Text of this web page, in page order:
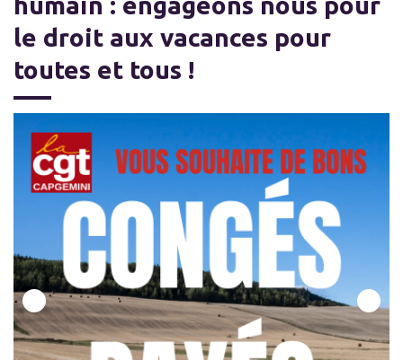
le droit aux vacances pour
toutes et tous !